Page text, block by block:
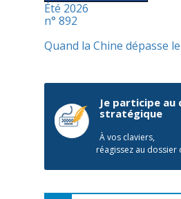
Été 2026
n° 892
Quand la Chine dépasse
Je participe au
stratégique
À vos claviers,
réagissez au dossier